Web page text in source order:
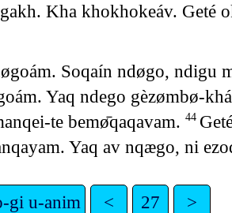
Kha khokhokeáv.
Soqaín ndøgo, ndigu
Yaq ndego gèzømbø-
te bemø̄qaqavam. 44
Yaq av nqægo, ni
gi u-anim
< 27 >